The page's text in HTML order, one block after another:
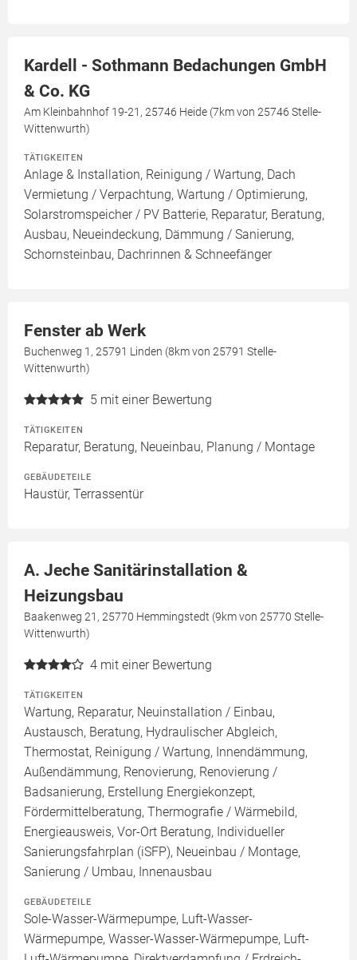
Kardell - Sothmann Bedachungen GmbH
& Co. KG
Am Kleinbahnhof 19-21, 25746 Heide (7km von 25746 Stelle-
Wittenwurth)
TÄTIGKEITEN
Anlage & Installation, Reinigung / Wartung, Dach
Vermietung / Verpachtung, Wartung / Optimierung,
Solarstromspeicher / PV Batterie, Reparatur, Beratung,
Ausbau, Neueindeckung, Dämmung / Sanierung,
Schornsteinbau, Dachrinnen & Schneefänger
Fenster ab Werk
Buchenweg 1, 25791 Linden (8km von 25791 Stelle-
Wittenwurth)
5 mit einer Bewertung
TÄTIGKEITEN
Reparatur, Beratung, Neueinbau, Planung / Montage
GEBÄUDETEILE
Haustür, Terrassentür
A. Jeche Sanitärinstallation &
Heizungsbau
Baakenweg 21, 25770 Hemmingstedt (9km von 25770 Stelle-
Wittenwurth)
4 mit einer Bewertung
TÄTIGKEITEN
Wartung, Reparatur, Neuinstallation / Einbau,
Austausch, Beratung, Hydraulischer Abgleich,
Thermostat, Reinigung / Wartung, Innendämmung,
Außendämmung, Renovierung, Renovierung /
Badsanierung, Erstellung Energiekonzept,
Fördermittelberatung, Thermografie / Wärmebild,
Energieausweis, Vor-Ort Beratung, Individueller
Sanierungsfahrplan (iSFP), Neueinbau / Montage,
Sanierung / Umbau, Innenausbau
GEBÄUDETEILE
Sole-Wasser-Wärmepumpe, Luft-Wasser-
Wärmepumpe, Wasser-Wasser-Wärmepumpe, Luft-